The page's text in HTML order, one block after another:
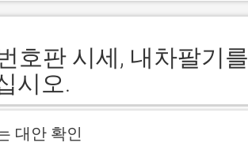
호판 시세, 내차팔기를
시오.
대안 확인